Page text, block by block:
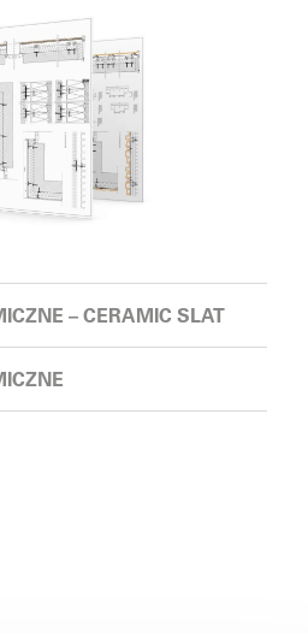
– CERAMIC SLAT